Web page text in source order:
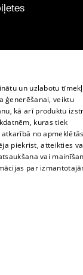
un uzlabotu
ģenerēšanai, veiktu
kā arī produktu
kuras tiek
no
piekrist, atteikties
vai
par